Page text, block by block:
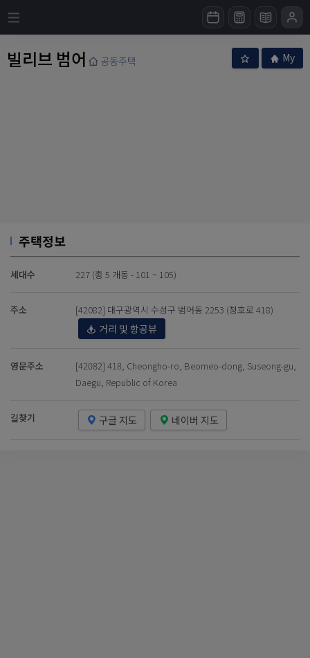
빌리브 범어 공동주택 My
주택정보
세대수 227 (총 5 개동 - 101 ~ 105)
주소 [42082] 대구광역시 수성구 범어동 2253 (청호로 418)
거리 및 항공뷰
영문주소
[42082] 418, Cheongho-ro, Beomeo-dong, Suseong-gu,
Daegu, Republic of Korea
길찾기 구글 지도 네이버 지도